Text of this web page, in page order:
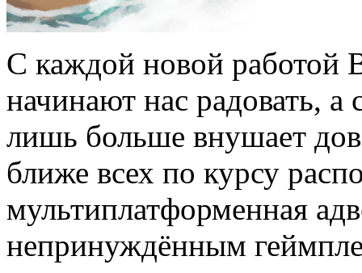
С каждой новой работой
начинают нас радовать,
лишь больше внушает
ближе всех по курсу
мультиплатформенная
непринуждённым